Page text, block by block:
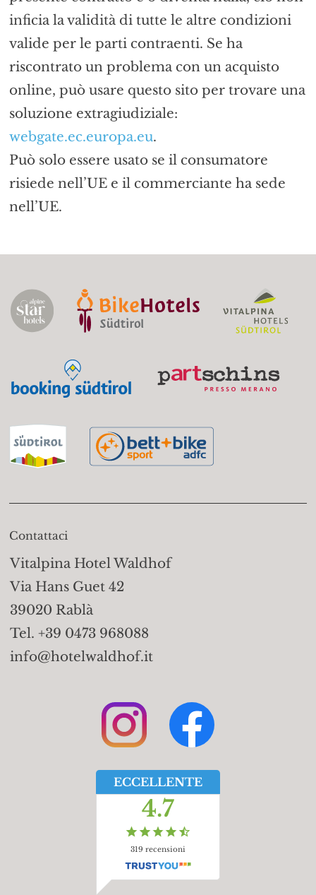
inficia la validità di tutte le altre condizioni
valide per le parti contraenti. Se ha
riscontrato un problema con un acquisto
online, può usare questo sito per trovare una
soluzione extragiudiziale:
webgate.ec.europa.eu.
Può solo essere usato se il consumatore
risiede nell’UE e il commerciante ha sede
nell’UE.
Contattaci
Vitalpina Hotel Waldhof
Via Hans Guet 42
39020 Rablà
Tel. +39 0473 968088
info@hotelwaldhof.it
ECCELLENTE
4.7
319 recensioni